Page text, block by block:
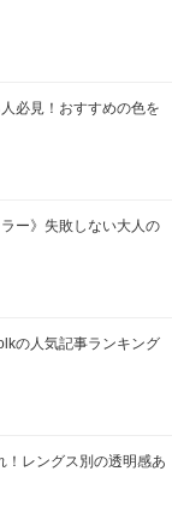
必見！おすすめの色を
ー》失敗しない大人の
の人気記事ランキング
！レングス別の透明感あ